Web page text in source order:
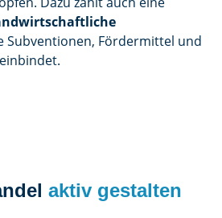
Subventionen, Fördermittel und
aktiv gestalten